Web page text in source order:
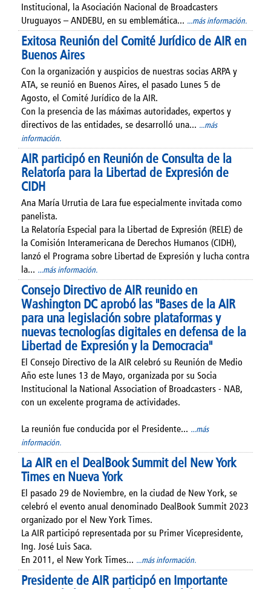
Institucional, la Asociación Nacional de Broadcasters
Uruguayos – ANDEBU, en su emblemática... ...más información.
Exitosa Reunión del Comité Jurídico de AIR en
Buenos Aires
Con la organización y auspicios de nuestras socias ARPA y
ATA, se reunió en Buenos Aires, el pasado Lunes 5 de
Agosto, el Comité Jurídico de la AIR.
Con la presencia de las máximas autoridades, expertos y
directivos de las entidades, se desarrolló una... ...más
información.
AIR participó en Reunión de Consulta de la
Relatoría para la Libertad de Expresión de
CIDH
Ana María Urrutia de Lara fue especialmente invitada como
panelista.
La Relatoría Especial para la Libertad de Expresión (RELE) de
la Comisión Interamericana de Derechos Humanos (CIDH),
lanzó el Programa sobre Libertad de Expresión y lucha contra
la... ...más información.
Consejo Directivo de AIR reunido en
Washington DC aprobó las "Bases de la AIR
para una legislación sobre plataformas y
nuevas tecnologías digitales en defensa de la
Libertad de Expresión y la Democracia"
El Consejo Directivo de la AIR celebró su Reunión de Medio
Año este lunes 13 de Mayo, organizada por su Socia
Institucional la National Association of Broadcasters - NAB,
con un excelente programa de actividades.
La reunión fue conducida por el Presidente... ...más
información.
La AIR en el DealBook Summit del New York
Times en Nueva York
El pasado 29 de Noviembre, en la ciudad de New York, se
celebró el evento anual denominado DealBook Summit 2023
organizado por el New York Times.
La AIR participó representada por su Primer Vicepresidente,
Ing. José Luis Saca.
En 2011, el New York Times... ...más información.
Presidente de AIR participó en Importante